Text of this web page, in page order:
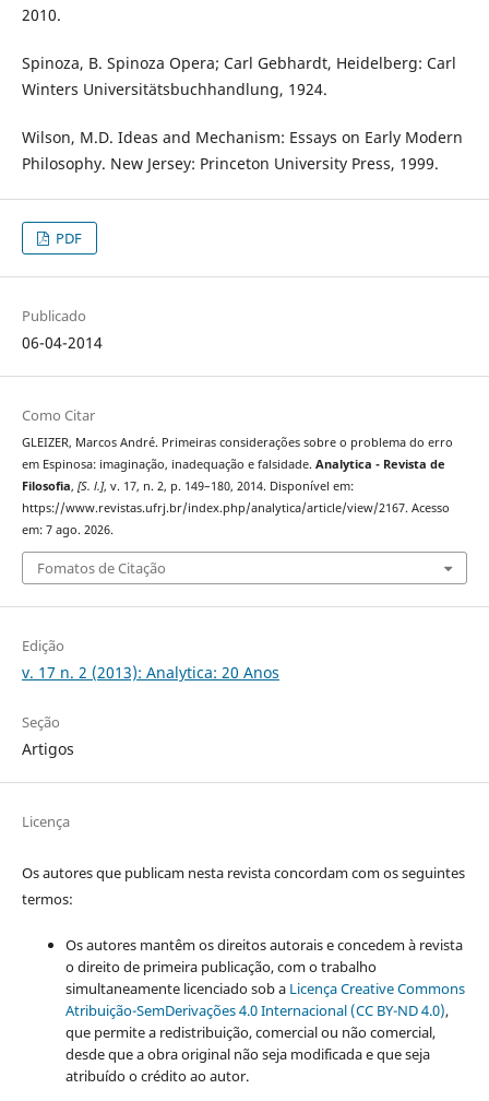
2010.
Spinoza, B. Spinoza Opera; Carl Gebhardt, Heidelberg: Carl
Winters Universitätsbuchhandlung, 1924.
Wilson, M.D. Ideas and Mechanism: Essays on Early Modern
Philosophy. New Jersey: Princeton University Press, 1999.
PDF
Publicado
06-04-2014
Como Citar
GLEIZER, Marcos André. Primeiras considerações sobre o problema do erro
em Espinosa: imaginação, inadequação e falsidade. Analytica - Revista de
Filosofia, [S. l.], v. 17, n. 2, p. 149–180, 2014. Disponível em:
https://www.revistas.ufrj.br/index.php/analytica/article/view/2167. Acesso
em: 7 ago. 2026.
Fomatos de Citação
Edição
v. 17 n. 2 (2013): Analytica: 20 Anos
Seção
Artigos
Licença
Os autores que publicam nesta revista concordam com os seguintes
termos:
Os autores mantêm os direitos autorais e concedem à revista
o direito de primeira publicação, com o trabalho
simultaneamente licenciado sob aLicença Creative Commons
Atribuição-SemDerivações 4.0 Internacional (CC BY-ND 4.0),
que permite a redistribuição, comercial ou não comercial,
desde que a obra original não seja modificada e que seja
atribuído o crédito ao autor.